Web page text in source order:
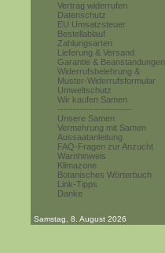
Vertrag widerrufen
Datenschutz
EU Umsatzsteuer
Bestellablauf
Zahlungsarten
Lieferung & Versand
Garantie & Beanstandungen
Widerrufsbelehrung &
Muster-Widerrufsformular
Umweltschutz
Wir kaufen Samen
------------------------
Unsere Samen
Vermehrung mit Samen
Aussaatanleitung
FAQ-Fragen zur Anzucht
Warnhinweis
Klimazone
Botanisches Wörterbuch
Link-Tipps
Danke
Samstag, 8. August 2026